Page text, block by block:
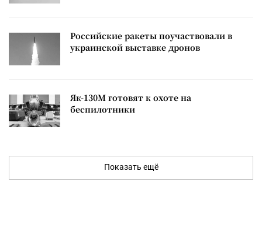
Российские ракеты поучаствовали в
украинской выставке дронов
Як-130М готовят к охоте на
беспилотники
Показать ещё